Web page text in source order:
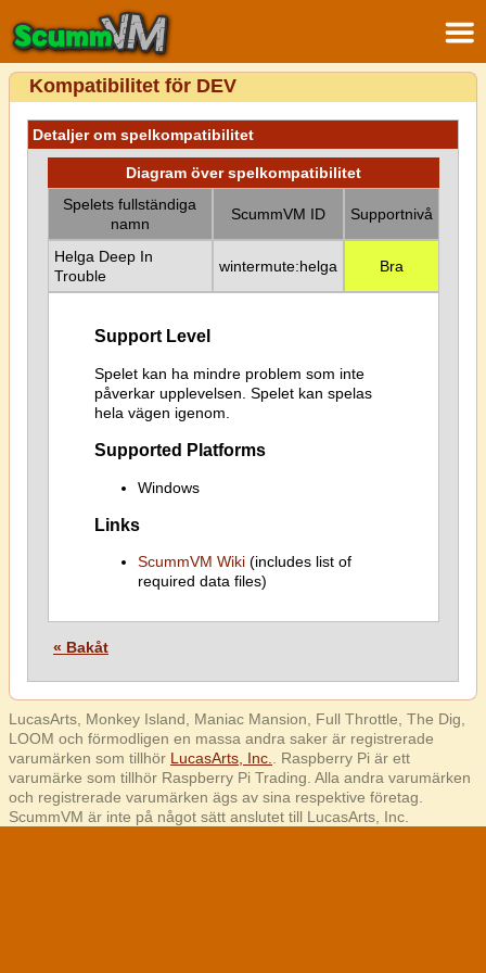
Kompatibilitet för DEV
Detaljer om spelkompatibilitet
Diagram över spelkompatibilitet
Spelets fullständiga
namn
ScummVM ID Supportnivå
Helga Deep In
Trouble
wintermute:helga Bra
Support Level
Spelet kan ha mindre problem som inte
påverkar upplevelsen. Spelet kan spelas
hela vägen igenom.
Supported Platforms
Windows
Links
ScummVM Wiki(includes list of
required data files)
« Bakåt
LucasArts, Monkey Island, Maniac Mansion, Full Throttle, The Dig,
LOOM och förmodligen en massa andra saker är registrerade
varumärken som tillhör LucasArts, Inc.
. Raspberry Pi är ett
varumärke som tillhör Raspberry Pi Trading. Alla andra varumärken
och registrerade varumärken ägs av sina respektive företag.
ScummVM är inte på något sätt anslutet till LucasArts, Inc.